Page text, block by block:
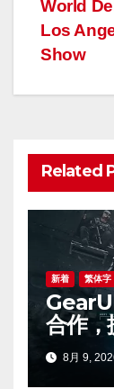
ナ
ビ
ゲ
シ
ョ
ン
World
Los
Show
Related
新着 繁体字
合作，
8月 9,